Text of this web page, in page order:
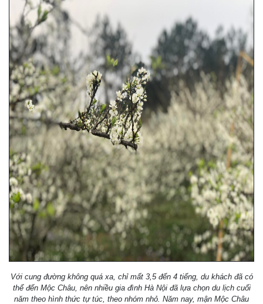
Với cung đường không quá xa, chỉ mất 3,5 đến 4 tiếng, du khách đã có
thể đến Mộc Châu, nên nhiều gia đình Hà Nội đã lựa chọn du lịch cuối
năm theo hình thức tự túc, theo nhóm nhỏ. Năm nay, mận Mộc Châu